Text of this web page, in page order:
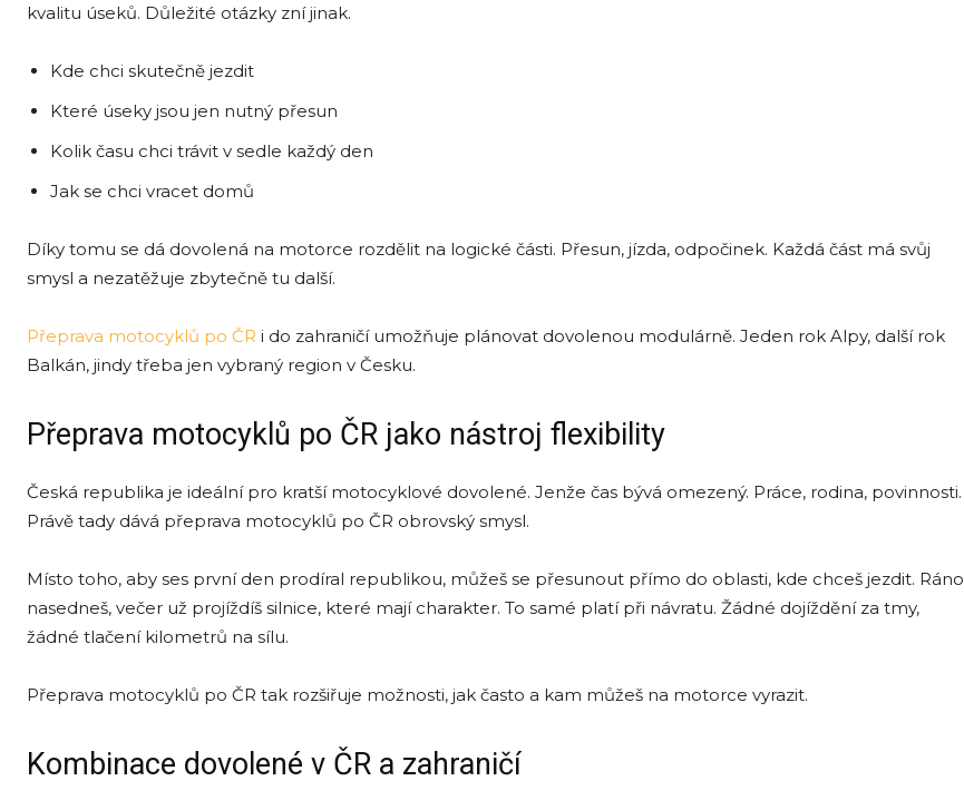
kvalitu úseků. Důležité otázky zní jinak.
Kde chci skutečně jezdit
Které úseky jsou jen nutný přesun
Kolik času chci trávit v sedle každý den
Jak se chci vracet domů
Díky tomu se dá dovolená na motorce rozdělit na logické části. Přesun, jízda, odpočinek. Každá část má svůj
smysl a nezatěžuje zbytečně tu další.
Přeprava motocyklů po ČR i do zahraničí umožňuje plánovat dovolenou modulárně. Jeden rok Alpy, další rok
Balkán, jindy třeba jen vybraný region v Česku.
Přeprava motocyklů po ČR jako nástroj flexibility
Česká republika je ideální pro kratší motocyklové dovolené. Jenže čas bývá omezený. Práce, rodina, povinnosti.
Právě tady dává přeprava motocyklů po ČR obrovský smysl.
Místo toho, aby ses první den prodíral republikou, můžeš se přesunout přímo do oblasti, kde chceš jezdit. Ráno
nasedneš, večer už projíždíš silnice, které mají charakter. To samé platí při návratu. Žádné dojíždění za tmy,
žádné tlačení kilometrů na sílu.
Přeprava motocyklů po ČR tak rozšiřuje možnosti, jak často a kam můžeš na motorce vyrazit.
Kombinace dovolené v ČR a zahraničí